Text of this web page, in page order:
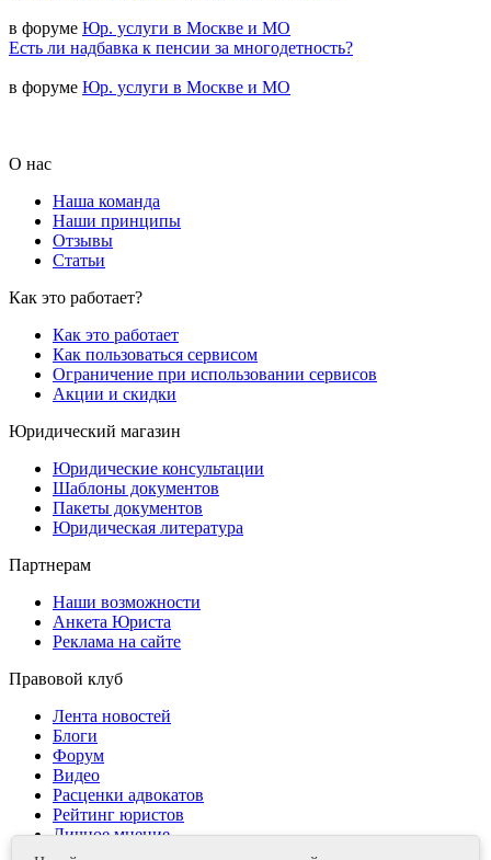
в форуме Юр. услуги в Москве и МО
Есть ли надбавка к пенсии за многодетность?
в форуме Юр. услуги в Москве и МО
О нас
Наша команда
Наши принципы
Отзывы
Статьи
Как это работает?
Как это работает
Как пользоваться сервисом
Ограничение при использовании сервисов
Акции и скидки
Юридический магазин
Юридические консультации
Шаблоны документов
Пакеты документов
Юридическая литература
Партнерам
Наши возможности
Анкета Юриста
Реклама на сайте
Правовой клуб
Лента новостей
Блоги
Форум
Видео
Расценки адвокатов
Рейтинг юристов
Личное мнение